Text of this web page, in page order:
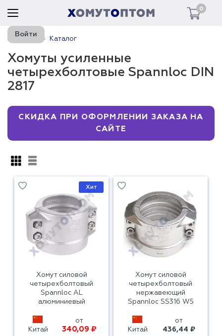
0
Войти
Главная Каталог
Хомуты усиленные
четырехболтовые Spannloc DIN
2817
СКИДКА ПРИ ОФОРМЛЕНИИ ЗАКАЗА НА
САЙТЕ
Хит
Хомут силовой
четырехболтовый
Spannloc AL
алюминиевый
Китай
от
340,09 ₽
Хомут силовой
четырехболтовый
нержавеющий
Spannloc SS316 W5
Китай
от
436,44 ₽